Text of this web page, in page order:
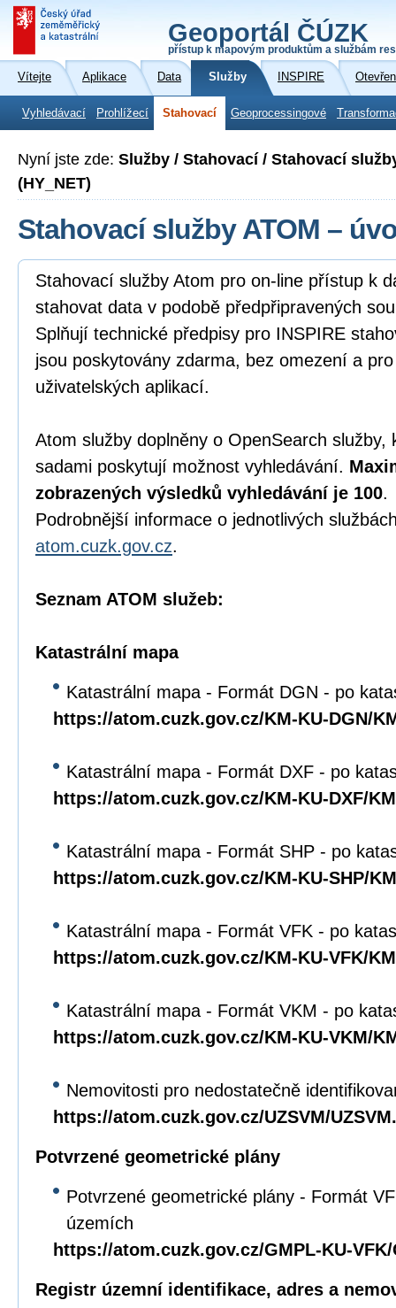
Geoportál ČÚZK
přístup k mapovým produktům a službám
Vítejte Aplikace Data Služby INSPIRE
Vyhledávací Prohlížecí Stahovací Geoprocessingové
Nyní jste zde: Služby / Stahovací / Stahovací
(HY_NET)
Stahovací služby ATOM –
Stahovací služby Atom pro on-line přístup k
stahovat data v podobě předpřipravených
Splňují technické předpisy pro INSPIRE
jsou poskytovány zdarma, bez omezení a
uživatelských aplikací.
Atom služby doplněny o OpenSearch služby,
sadami poskytují možnost vyhledávání.
zobrazených výsledků vyhledávání je 100.
Podrobnější informace o jednotlivých
atom.cuzk.gov.cz.
Seznam ATOM služeb:
Katastrální mapa
Katastrální mapa - Formát DGN - po
https://atom.cuzk.gov.cz/KM-KU-DGN/
Katastrální mapa - Formát DXF - po
https://atom.cuzk.gov.cz/KM-KU-DXF/
Katastrální mapa - Formát SHP - po
https://atom.cuzk.gov.cz/KM-KU-SHP/
Katastrální mapa - Formát VFK - po
https://atom.cuzk.gov.cz/KM-KU-VFK/
Katastrální mapa - Formát VKM - po
https://atom.cuzk.gov.cz/KM-KU-VKM/
Nemovitosti pro nedostatečně
https://atom.cuzk.gov.cz/UZSVM/
Potvrzené geometrické plány
Potvrzené geometrické plány - Formát
územích
https://atom.cuzk.gov.cz/GMPL-KU-
Registr územní identifikace, adres a